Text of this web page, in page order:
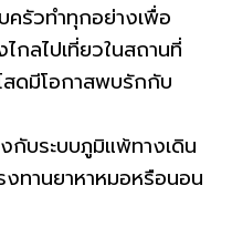
วทำทุกอย่างเพื่อ
กลไปเที่ยวในสถานที่
มีโอกาสพบรักกับ
ระบบภูมิแพ้ทางเดิน
ทานยาหาหมอหรือนอน